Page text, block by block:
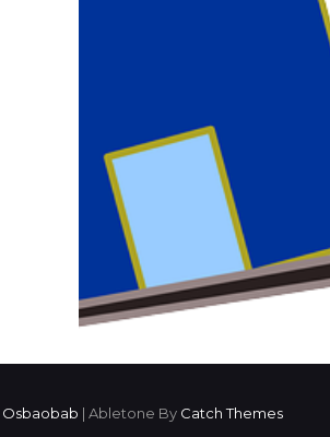
Osbaobab | Abletone By Catch Themes